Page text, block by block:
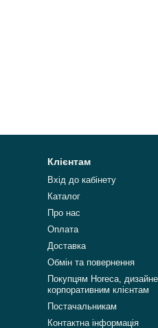
Клієнтам
Вхід до кабінету
Каталог
Про нас
Оплата
Доставка
Обмін та повернення
Покупцям Horeca,
корпоративним клієнтам
Постачальникам
Контактна інформація